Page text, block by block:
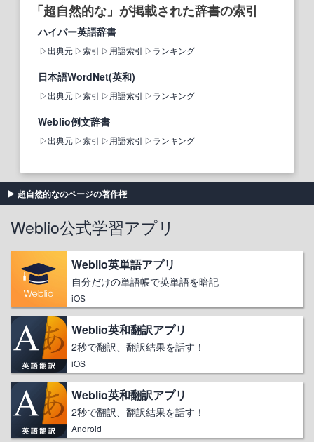
「超自然的な」が掲載された辞書の索引
ハイパー英語辞書
出典元 索引 用語索引 ランキング
日本語WordNet(英和)
出典元 索引 用語索引 ランキング
Weblio例文辞書
出典元 索引 用語索引 ランキング
超自然的なのページの著作権
Weblio公式学習アプリ
Weblio英単語アプリ
自分だけの単語帳で英単語を暗記
iOS
Weblio英和翻訳アプリ
2秒で翻訳、翻訳結果を話す！
iOS
Weblio英和翻訳アプリ
2秒で翻訳、翻訳結果を話す！
Android